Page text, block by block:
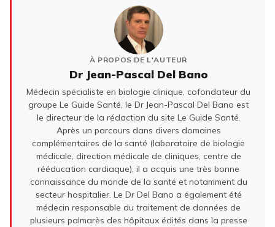
À PROPOS DE L'AUTEUR
Dr Jean-Pascal Del Bano
Médecin spécialiste en biologie clinique, cofondateur du
groupe Le Guide Santé, le Dr Jean-Pascal Del Bano est
le directeur de la rédaction du site Le Guide Santé.
Après un parcours dans divers domaines
complémentaires de la santé (laboratoire de biologie
médicale, direction médicale de cliniques, centre de
rééducation cardiaque), il a acquis une très bonne
connaissance du monde de la santé et notamment du
secteur hospitalier. Le Dr Del Bano a également été
médecin responsable du traitement de données de
plusieurs palmarès des hôpitaux édités dans la presse